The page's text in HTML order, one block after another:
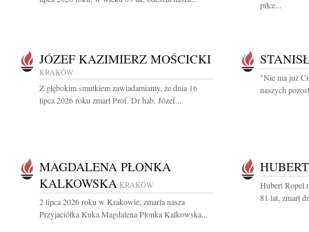
piłce...
JÓZEF KAZIMIERZ MOŚCICKI
KRAKÓW
Z głębokim smutkiem zawiadamiamy, że dnia 16
lipca 2026 roku zmarł Prof. Dr hab. Józef...
"Nie ma już
naszych
MAGDALENA PŁONKA
KALKOWSKA KRAKÓW
2 lipca 2026 roku w Krakowie, zmarła nasza
Przyjaciółka Kuka Magdalena Płonka Kalkowska...
Hubert Ropel
81 lat, zmarł